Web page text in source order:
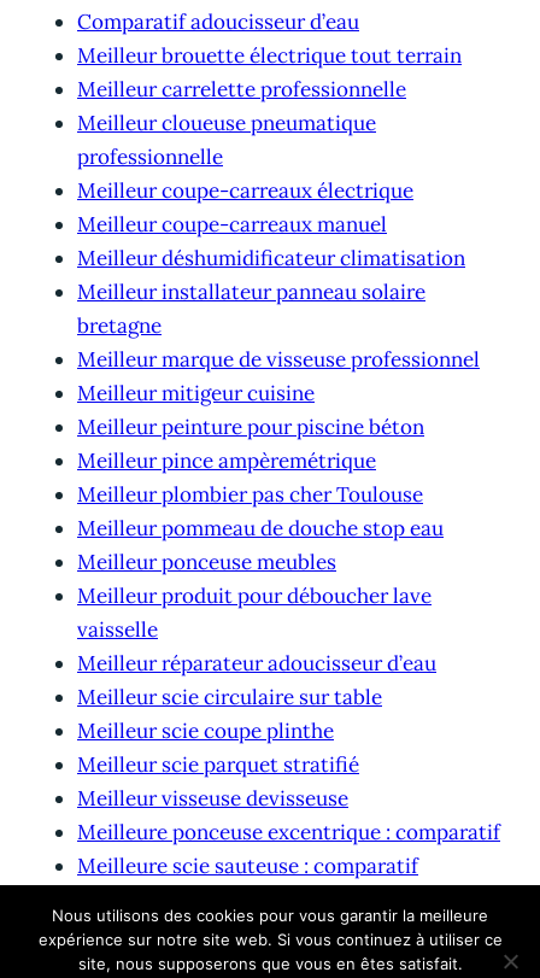
Comparatif adoucisseur d’eau
Meilleur brouette électrique tout terrain
Meilleur carrelette professionnelle
Meilleur cloueuse pneumatique
professionnelle
Meilleur coupe-carreaux électrique
Meilleur coupe-carreaux manuel
Meilleur déshumidificateur climatisation
Meilleur installateur panneau solaire
bretagne
Meilleur marque de visseuse professionnel
Meilleur mitigeur cuisine
Meilleur peinture pour piscine béton
Meilleur pince ampèremétrique
Meilleur plombier pas cher Toulouse
Meilleur pommeau de douche stop eau
Meilleur ponceuse meubles
Meilleur produit pour déboucher lave
vaisselle
Meilleur réparateur adoucisseur d’eau
Meilleur scie circulaire sur table
Meilleur scie coupe plinthe
Meilleur scie parquet stratifié
Meilleur visseuse devisseuse
Meilleure ponceuse excentrique : comparatif
Meilleure scie sauteuse : comparatif
© 2026 waterproofcaseshop.eu
Nous utilisons des cookies pour vous garantir la meilleure
expérience sur notre site web. Si vous continuez à utiliser ce
site, nous supposerons que vous en êtes satisfait.